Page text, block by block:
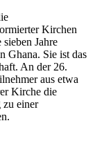
Kirchen
Jahre
Ghana. Sie ist das
An der 26.
aus etwa
Kirche die
zu einer